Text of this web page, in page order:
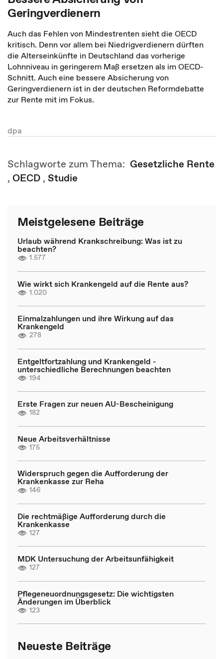
Geringverdienern
Auch das Fehlen von Mindestrenten sieht die OECD
kritisch. Denn vor allem bei Niedrigverdienern dürften
die Alterseinkünfte in Deutschland das vorherige
Lohnniveau in geringerem Maß ersetzen als im OECD-
Schnitt. Auch eine bessere Absicherung von
Geringverdienern ist in der deutschen Reformdebatte
zur Rente mit im Fokus.
dpa
Schlagworte zum Thema: Gesetzliche Rente
, OECD , Studie
Meistgelesene Beiträge
Urlaub während Krankschreibung: Was ist zu
beachten?
1.577
Wie wirkt sich Krankengeld auf die Rente aus?
1.020
Einmalzahlungen und ihre Wirkung auf das
Krankengeld
278
Entgeltfortzahlung und Krankengeld -
unterschiedliche Berechnungen beachten
194
Erste Fragen zur neuen AU-Bescheinigung
182
Neue Arbeitsverhältnisse
175
Widerspruch gegen die Aufforderung der
Krankenkasse zur Reha
146
Die rechtmäßige Aufforderung durch die
Krankenkasse
127
MDK Untersuchung der Arbeitsunfähigkeit
127
Pflegeneuordnungsgesetz: Die wichtigsten
Änderungen im Überblick
123
Neueste Beiträge